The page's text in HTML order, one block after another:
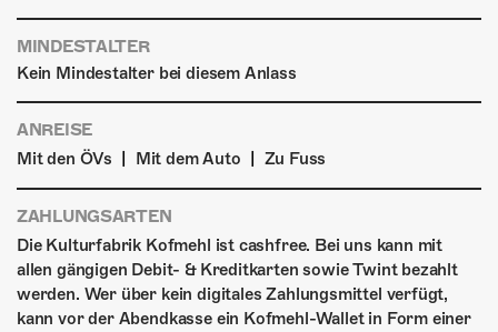
MINDESTALTER
Kein Mindestalter bei diesem Anlass
ANREISE
Mit den ÖVs
Mit dem Auto Zu Fuss
ZAHLUNGSARTEN
Die Kulturfabrik Kofmehl ist cashfree. Bei uns kann mit
allen gängigen Debit- & Kreditkarten sowie Twint bezahlt
werden. Wer über kein digitales Zahlungsmittel verfügt,
kann vor der Abendkasse ein Kofmehl-Wallet in Form einer